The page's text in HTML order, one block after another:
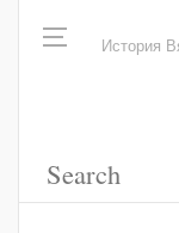
История